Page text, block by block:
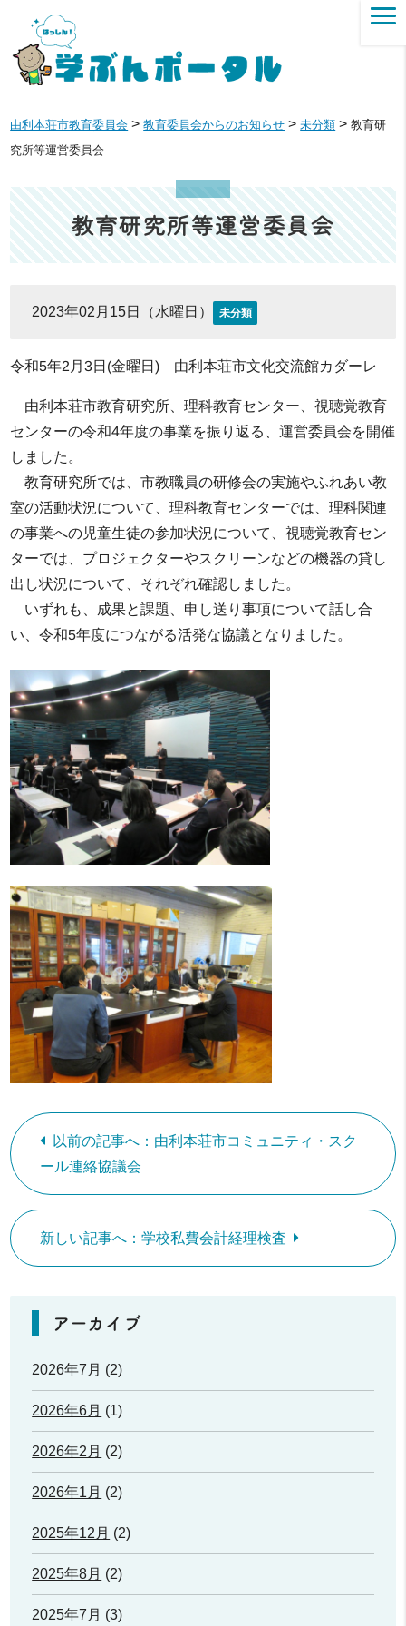
由利本荘市教育委員会 >教育委員会からのお知らせ >未分類 >教育研
究所等運営委員会
教育研究所等運営委員会
2023年02月15日（水曜日） 未分類
令和5年2月3日(金曜日) 由利本荘市文化交流館カダーレ
由利本荘市教育研究所、理科教育センター、視聴覚教育
センターの令和4年度の事業を振り返る、運営委員会を開催
しました。
教育研究所では、市教職員の研修会の実施やふれあい教
室の活動状況について、理科教育センターでは、理科関連
の事業への児童生徒の参加状況について、視聴覚教育セン
ターでは、プロジェクターやスクリーンなどの機器の貸し
出し状況について、それぞれ確認しました。
いずれも、成果と課題、申し送り事項について話し合
い、令和5年度につながる活発な協議となりました。
以前の記事へ：由利本荘市コミュニティ・スク
ール連絡協議会
新しい記事へ：学校私費会計経理検査
アーカイブ
2026年7月 (2)
2026年6月 (1)
2026年2月 (2)
2026年1月 (2)
2025年12月 (2)
2025年8月 (2)
2025年7月 (3)